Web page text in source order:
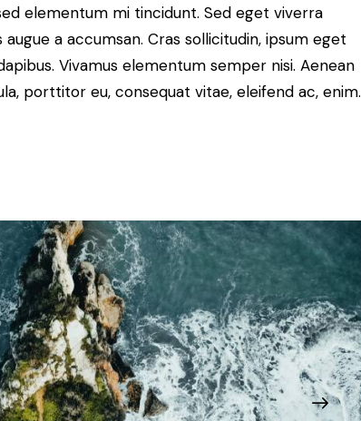
diminuire
il
volume.
elementum mi tincidunt. Sed eget viverra
a accumsan. Cras sollicitudin, ipsum eget
Vivamus elementum semper nisi. Aenean
porttitor eu, consequat vitae, eleifend ac, enim.